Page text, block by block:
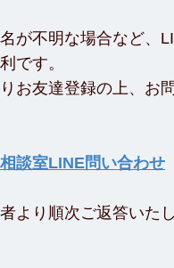
が不明な場合など、
です。
お友達登録の上、お
談室LINE問い合わせ
より順次ご返答いたし